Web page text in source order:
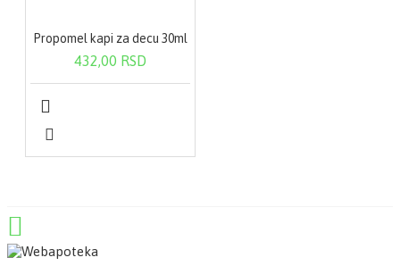
Propomel kapi za decu 30ml
432,00 RSD